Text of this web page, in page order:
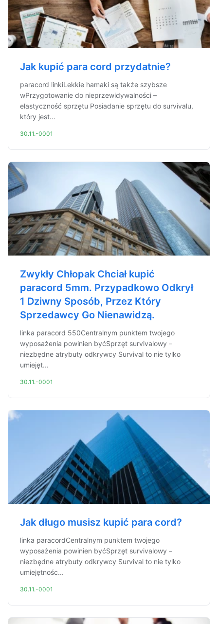
Jak kupić para cord przydatnie?
paracord linkiLekkie hamaki są także szybsze
wPrzygotowanie do nieprzewidywalności –
elastyczność sprzętu Posiadanie sprzętu do survivalu,
który jest...
30.11.-0001
Zwykły Chłopak Chciał kupić
paracord 5mm. Przypadkowo Odkrył
1 Dziwny Sposób, Przez Który
Sprzedawcy Go Nienawidzą.
linka paracord 550Centralnym punktem twojego
wyposażenia powinien byćSprzęt survivalowy –
niezbędne atrybuty odkrywcy Survival to nie tylko
umiejęt...
30.11.-0001
Jak długo musisz kupić para cord?
linka paracordCentralnym punktem twojego
wyposażenia powinien byćSprzęt survivalowy –
niezbędne atrybuty odkrywcy Survival to nie tylko
umiejętnośc...
30.11.-0001